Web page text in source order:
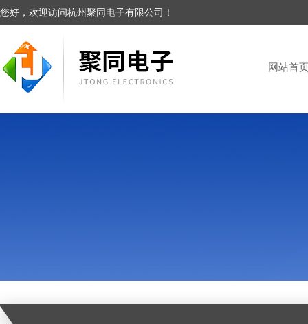
您好，欢迎访问杭州聚同电子有限公司！
网站首